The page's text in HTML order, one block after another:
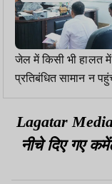
जेल में किसी भी हालत में
प्रतिबंधित सामान न
पलामू DC
Lagatar
नीचे दिए गए